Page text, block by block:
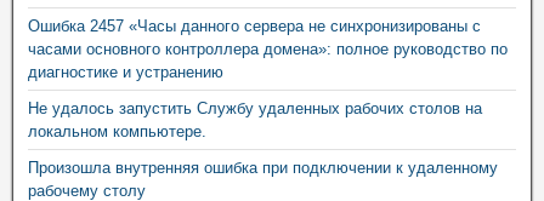
Ошибка 2457 «Часы данного сервера не синхронизированы с
часами основного контроллера домена»: полное руководство по
диагностике и устранению
Не удалось запустить Службу удаленных рабочих столов на
локальном компьютере.
Произошла внутренняя ошибка при подключении к удаленному
рабочему столу